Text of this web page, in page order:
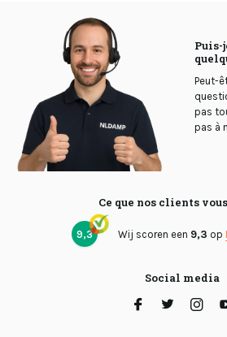
Puis-
Peut-
pas
pas à
Ce que nos clients
9,3 Wij scoren een 9,3 op
Social media